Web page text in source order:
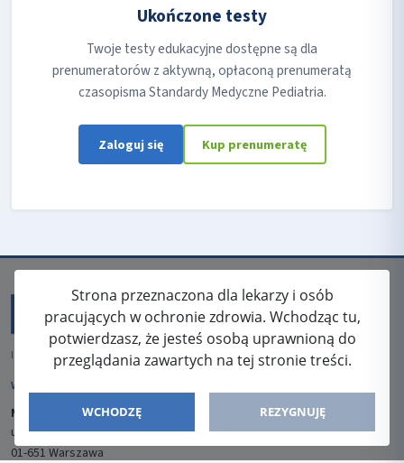
Ukończone testy
Twoje testy edukacyjne dostępne są dla
prenumeratorów z aktywną, opłaconą prenumeratą
czasopisma Standardy Medyczne Pediatria.
Zaloguj się Kup prenumeratę
Strona przeznaczona dla lekarzy i osób
pracujących w ochronie zdrowia. Wchodząc tu,
potwierdzasz, że jesteś osobą uprawnioną do
przeglądania zawartych na tej stronie treści.
WCHODZĘ REZYGNUJĘ
ISSN: 2080-5438
WYDAWCA
Media-Press Sp. z o.o.
ul. Gwiaździsta 7B/8
01-651 Warszawa